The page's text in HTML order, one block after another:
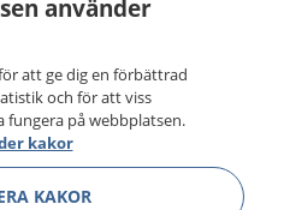
Visa
använder
att ge dig en förbättrad
och för att viss
på webbplatsen.
kakor
KAKOR